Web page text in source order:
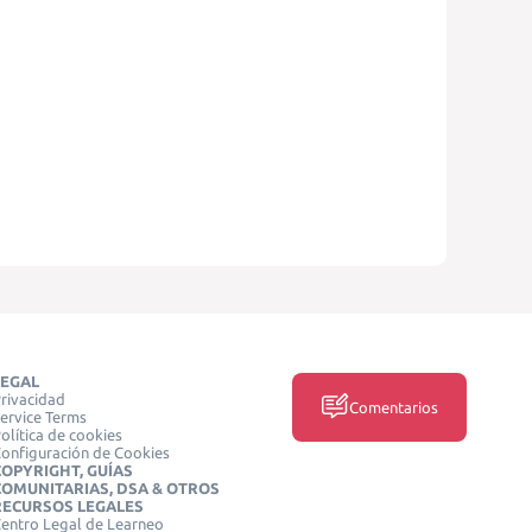
Terms
de cookies
de Cookies
GUÍAS
DSA & OTROS
LEGALES
Legal de Learneo
Comentarios